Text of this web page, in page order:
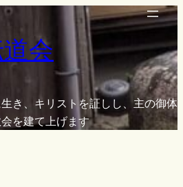
会
き、キリストを証しし、主の御体
を建て上げます